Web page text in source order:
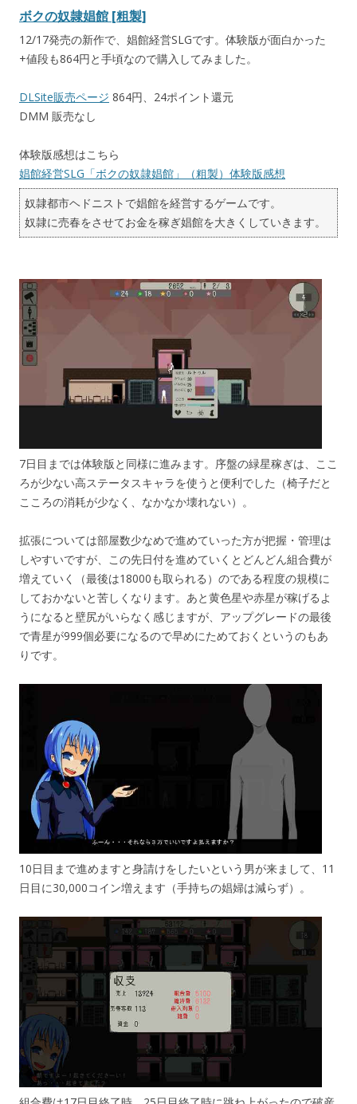
ボクの奴隷娼館 [粗製]
12/17発売の新作で、娼館経営SLGです。体験版が面白かった
+値段も864円と手頃なので購入してみました。
DLSite販売ページ 864円、24ポイント還元
DMM 販売なし
体験版感想はこちら
娼館経営SLG「ボクの奴隷娼館」（粗製）体験版感想
奴隷都市ヘドニストで娼館を経営するゲームです。
奴隷に売春をさせてお金を稼ぎ娼館を大きくしていきます。
7日目までは体験版と同様に進みます。序盤の緑星稼ぎは、ここ
ろが少ない高ステータスキャラを使うと便利でした（椅子だと
こころの消耗が少なく、なかなか壊れない）。
拡張については部屋数少なめで進めていった方が把握・管理は
しやすいですが、この先日付を進めていくとどんどん組合費が
増えていく（最後は18000も取られる）のである程度の規模に
しておかないと苦しくなります。あと黄色星や赤星が稼げるよ
うになると壁尻がいらなく感じますが、アップグレードの最後
で青星が999個必要になるので早めにためておくというのもあ
りです。
10日目まで進めますと身請けをしたいという男が来まして、11
日目に30,000コイン増えます（手持ちの娼婦は減らず）。